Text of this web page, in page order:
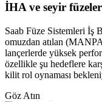
İHA ve seyir
Saab Füze Sistemleri İş
omuzdan atılan
lançerlerde yüksek
özellikle şu hedeflere
kilit rol oynaması
Göz Atın